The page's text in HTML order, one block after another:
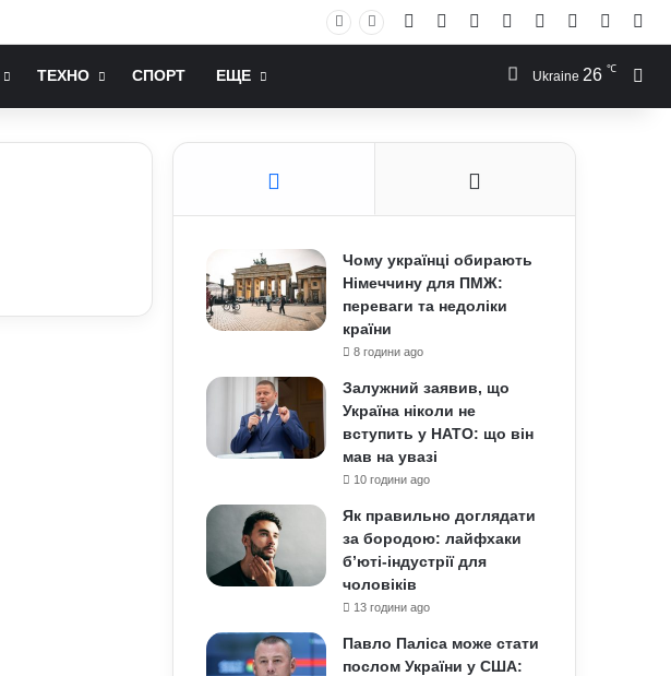
Facebook YouTubeInstagram
RSS Log In
ТЕХНО СПОРТ ЕЩЕ Ukraine 26 ℃
Чому українці обирають
Німеччину для ПМЖ:
переваги та недоліки
країни
8 години ago
Залужний заявив, що
Україна ніколи не
вступить у НАТО: що він
мав на увазі
10 години ago
Як правильно доглядати
за бородою: лайфхаки
б’юті-індустрії для
чоловіків
13 години ago
Павло Паліса може стати
послом України у США: